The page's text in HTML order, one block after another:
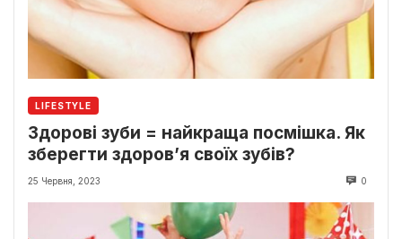
LIFESTYLE
Здорові зуби = найкраща посмішка. Як
зберегти здоров’я своїх зубів?
25 Червня, 2023 0